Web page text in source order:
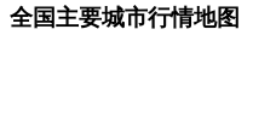
全国主要城市行情地图